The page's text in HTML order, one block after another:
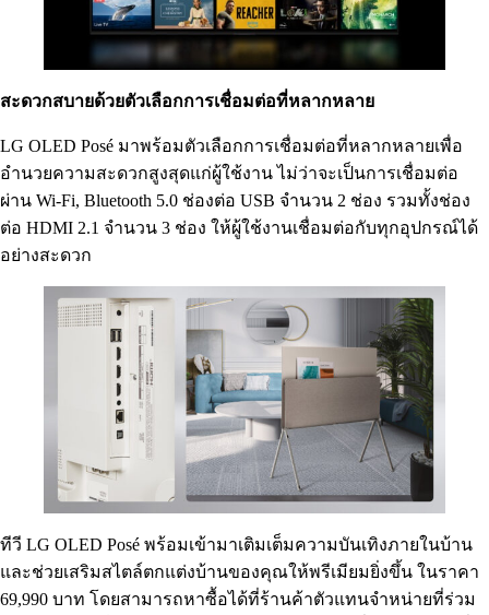
สะดวกสบายด้วยตัวเลือกการเชื่อมต่อที่หลากหลาย
LG OLED Posé มาพร้อมตัวเลือกการเชื่อมต่อที่หลากหลายเพื่อ
อำนวยความสะดวกสูงสุดแก่ผู้ใช้งาน ไม่ว่าจะเป็นการเชื่อมต่อ
ผ่าน Wi-Fi, Bluetooth 5.0 ช่องต่อ USB จำนวน 2 ช่อง รวมทั้งช่อง
ต่อ HDMI 2.1 จำนวน 3 ช่อง ให้ผู้ใช้งานเชื่อมต่อกับทุกอุปกรณ์ได้
อย่างสะดวก
ทีวี LG OLED Posé พร้อมเข้ามาเติมเต็มความบันเทิงภายในบ้าน
และช่วยเสริมสไตล์ตกแต่งบ้านของคุณให้พรีเมียมยิ่งขึ้น ในราคา
69,990 บาท โดยสามารถหาซื้อได้ที่ร้านค้าตัวแทนจำหน่ายที่ร่วม